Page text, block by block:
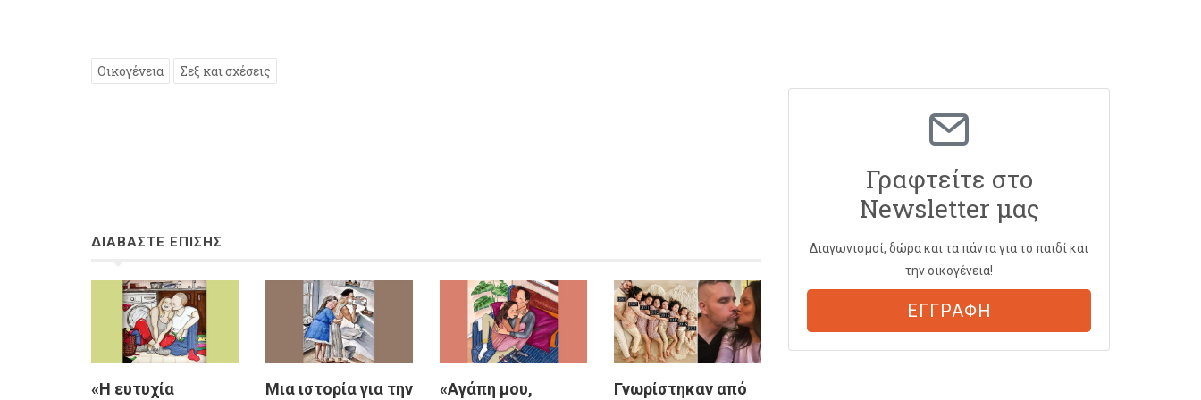
Οικογένεια Σεξ και σχέσεις
ΔΙΑΒΑΣΤΕ ΕΠΙΣΗΣ
«H ευτυχία Μια ιστορία για την «Αγάπη μου, Γνωρίστηκαν από
Γραφτείτε στο
Newsletter μας
Διαγωνισμοί, δώρα και τα πάντα για το παιδί και
την οικογένεια!
ΕΓΓΡΑΦΗ